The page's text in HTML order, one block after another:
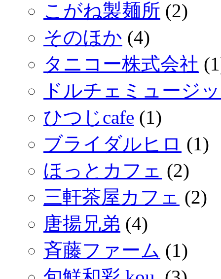
こがね製麺所 (2)
そのほか (4)
タニコー株式会社
ドルチェミュージ
ひつじcafe (1)
ブライダルヒロ (1)
ほっとカフェ (2)
三軒茶屋カフェ (2)
唐揚兄弟 (4)
斉藤ファーム (1)